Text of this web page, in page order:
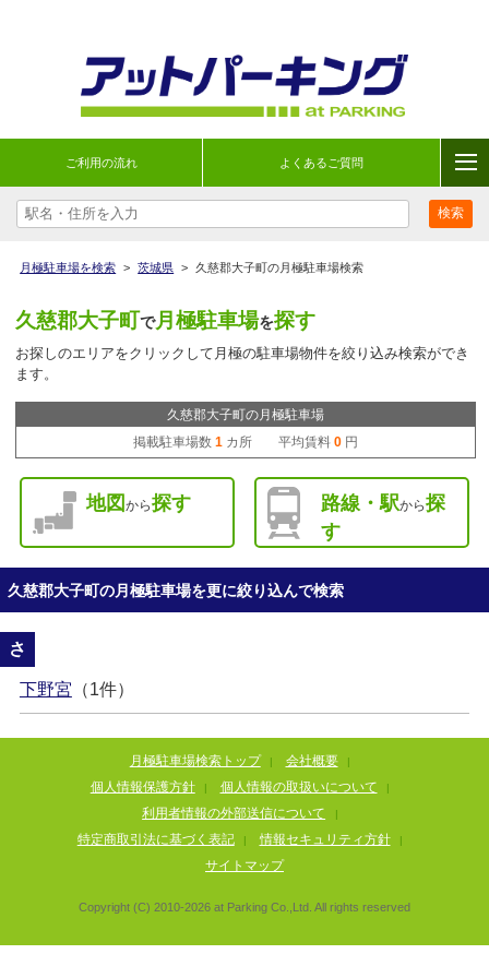
ご利用の流れ よくあるご質問
月極駐車場を検索 > 茨城県 > 久慈郡大子町の月極駐車場検索
久慈郡大子町で月極駐車場を探す
お探しのエリアをクリックして月極の駐車場物件を絞り込み検索ができ
ます。
久慈郡大子町の月極駐車場
掲載駐車場数 1 カ所 平均賃料 0 円
地図 から探す 路線・駅から探
す
久慈郡大子町の月極駐車場を更に絞り込んで検索
さ
下野宮 （1件）
月極駐車場検索トップ | 会社概要 |
個人情報保護方針 | 個人情報の取扱いについて |
利用者情報の外部送信について |
特定商取引法に基づく表記 | 情報セキュリティ方針 |
サイトマップ
Copyright (C) 2010-2026 at Parking Co.,Ltd. All rights reserved